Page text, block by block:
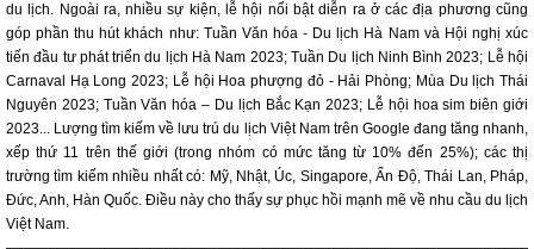
du lịch. Ngoài ra, nhiều sự kiện, lễ hội nổi bật diễn ra ở các địa phương cũng
góp phần thu hút khách như: Tuần Văn hóa - Du lịch Hà Nam và Hội nghị xúc
tiến đầu tư phát triển du lịch Hà Nam 2023; Tuần Du lịch Ninh Bình 2023; Lễ hội
Carnaval Hạ Long 2023; Lễ hội Hoa phượng đỏ - Hải Phòng; Mùa Du lịch Thái
Nguyên 2023; Tuần Văn hóa – Du lịch Bắc Kạn 2023; Lễ hội hoa sim biên giới
2023... Lượng tìm kiếm về lưu trú du lịch Việt Nam trên Google đang tăng nhanh,
xếp thứ 11 trên thế giới (trong nhóm có mức tăng từ 10% đến 25%); các thị
trường tìm kiếm nhiều nhất có: Mỹ, Nhật, Úc, Singapore, Ấn Độ, Thái Lan, Pháp,
Đức, Anh, Hàn Quốc. Điều này cho thấy sự phục hồi mạnh mẽ về nhu cầu du lịch
Việt Nam.